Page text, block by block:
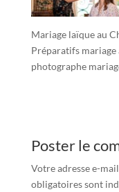
Mariage laïque au
Préparatifs mariage
photographe
Poster le
Votre adresse e-
obligatoires sont